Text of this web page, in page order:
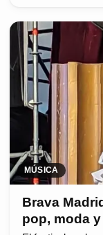
MÚSICA
Brava
pop, moda